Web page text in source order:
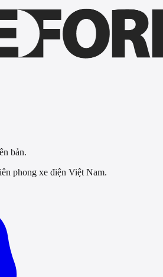
bản.
phong xe điện Việt Nam.